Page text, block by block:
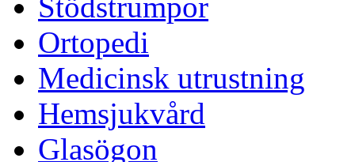
Ortopedi
Medicinsk utrustning
Hemsjukvård
Glasögon